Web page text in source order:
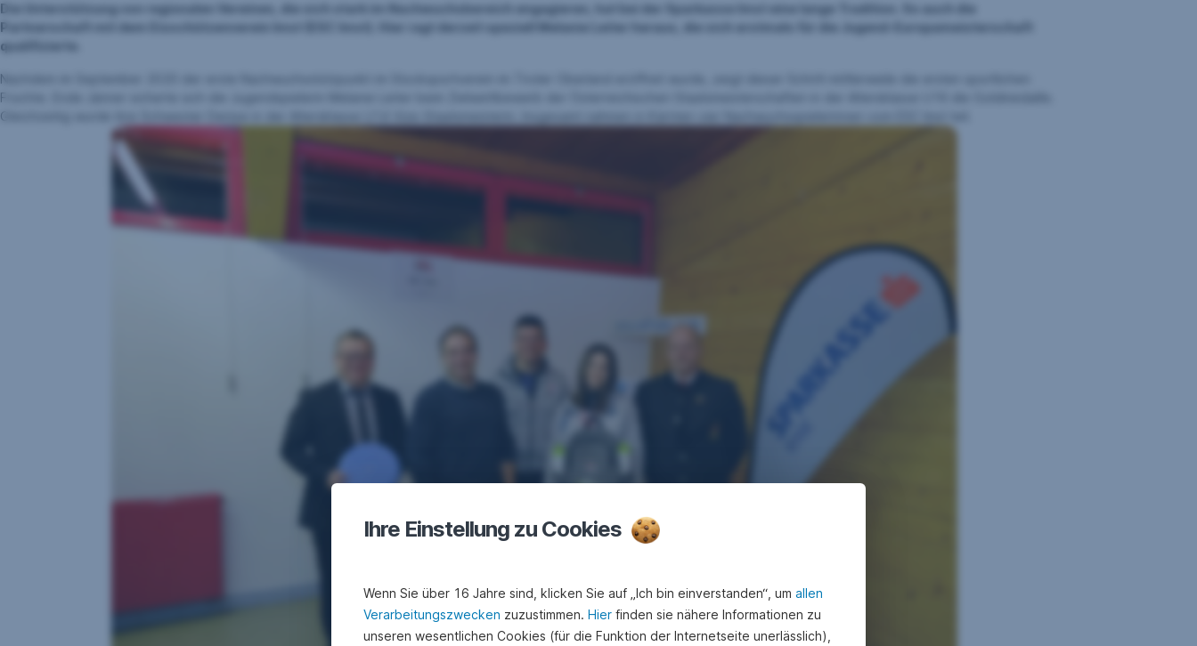
Die Unterstützung von regionalen Vereinen, die sich stark im Nachwuchsbereich engagieren, hat bei der Sparkasse Imst eine lange Tradition. So auch die
Partnerschaft mit dem Eisschützenverein Imst (ESC Imst). Hier ragt derzeit speziell Melanie Leiter heraus, die sich erstmals für die Jugend-Europameisterschaft
qualifizierte.
Nachdem im September 2020 der erste Nachwuchsstützpunkt im Stocksportverein im Tiroler Oberland eröffnet wurde, zeigt dieser Schritt mittlerweile die ersten sportlichen
Früchte. Ende Jänner sicherte sich die Jugendspielerin Melanie Leiter beim Zielwettbewerb der Österreichischen Staatsmeisterschaften in der Altersklasse U16 die Goldmedaille.
Gleichzeitig wurde ihre Schwester Denise in der Altersklasse U14 Vize-Staatsmeisterin. Insgesamt nahmen in Kärnten vier Nachwuchsspielerinnen vom ESC Imst teil.
Ihre Einstellung zu Cookies
Wenn Sie über 16 Jahre sind, klicken Sie auf „Ich bin einverstanden“, um allen
Verarbeitungszwecken zuzustimmen. Hier finden sie nähere Informationen zu
unseren wesentlichen Cookies (für die Funktion der Internetseite unerlässlich),